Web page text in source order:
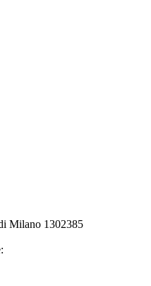
Milano 1302385